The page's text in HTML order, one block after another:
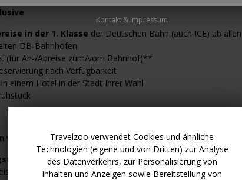
in der 1. Klasse der Deutschen Bahn (auch ICE) ab allen
DB-Bahnhöfen
(für An-/Abreise zum/vom Bahnhof)**
nach Verfügbarkeit
einem Hotel in der Stadt Ihrer Wahl
von 1. Juli bis 14. September (also auch in den Sommerferien)
Angebote im Überblick (andere Hotels bei Ameropa
buchbar)
Travelzoo verwendet Cookies und ähnliche
Technologien (eigene und von Dritten) zur Analyse
des Datenverkehrs, zur Personalisierung von
Inhalten und Anzeigen sowie Bereitstellung von
Kontakt & Impressum